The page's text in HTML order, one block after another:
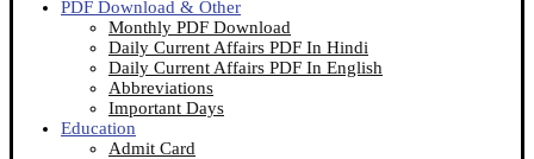
PDF Download & Other
Monthly PDF Download
Daily Current Affairs PDF In Hindi
Daily Current Affairs PDF In English
Abbreviations
Important Days
Education
Admit Card